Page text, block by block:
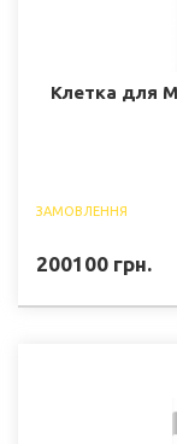
Клетка для
ЗАМОВЛЕННЯ
200100 грн.